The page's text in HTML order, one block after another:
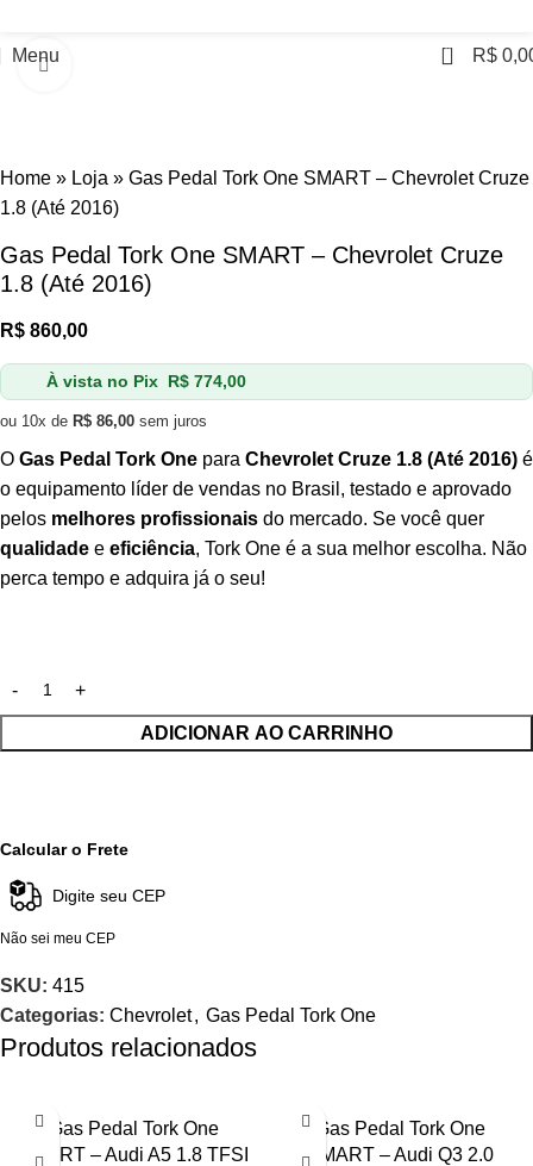
Menu 0 R$
Home » Loja » Gas Pedal Tork One SMART – Chevrolet Cruze
1.8 (Até 2016)
Gas Pedal Tork One SMART – Chevrolet Cruze
1.8 (Até 2016)
R$ 860,00
À vista no Pix R$774,00
ou 10x de R$ 86,00 sem juros
O Gas Pedal Tork One para Chevrolet Cruze 1.8 (Até 2016) é
o equipamento líder de vendas no Brasil, testado e aprovado
pelos melhores profissionais do mercado. Se você quer
qualidade e eficiência, Tork One é a sua melhor escolha. Não
perca tempo e adquira já o seu!
ADICIONAR AO CARRINHO
Calcular o Frete
Não sei meu CEP
SKU: 415
Categorias: Chevrolet, Gas Pedal Tork One
Produtos relacionados
Gas Pedal Tork One
SMART – Audi A5 1.8 TFSI
Gas Pedal Tork One
SMART – Audi Q3 2.0